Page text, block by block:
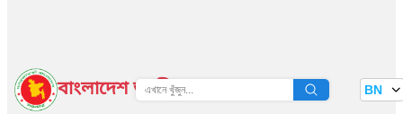
বাংলাদেশ জাতীয় তথ্য বাতায়ন BN